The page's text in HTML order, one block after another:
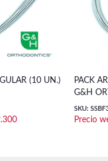
(10 UN.)
Rango
PACK
G&H
SKU: